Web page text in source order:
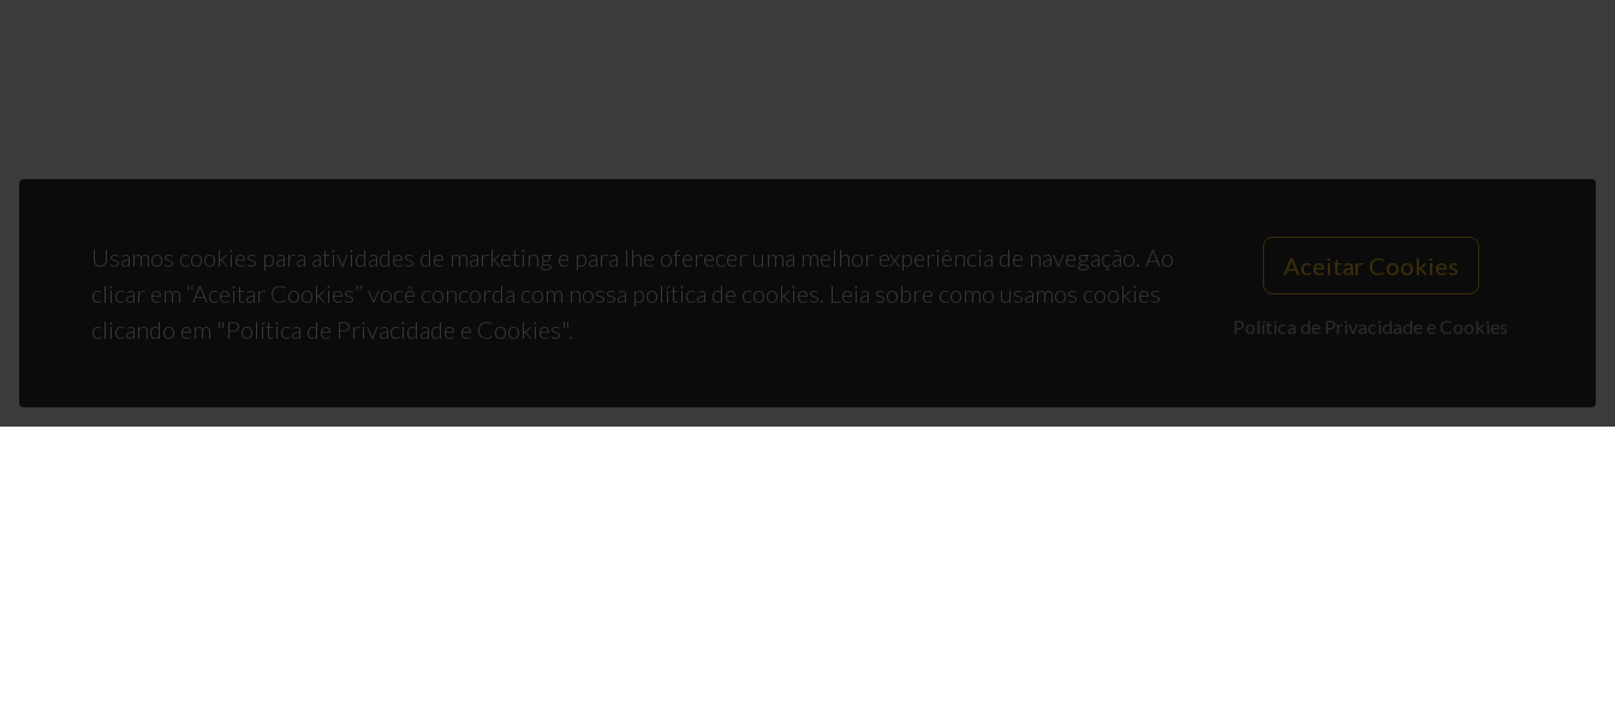
Usamos cookies para atividades de marketing e para lhe oferecer uma melhor experiência de navegação. Ao
clicar em “Aceitar Cookies” você concorda com nossa política de cookies. Leia sobre como usamos cookies
clicando em "Política de Privacidade e Cookies".
Aceitar Cookies
Política de Privacidade e Cookies